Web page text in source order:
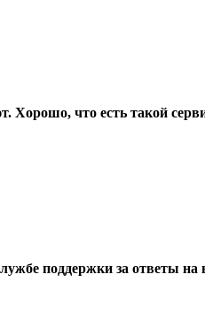
Хорошо, что есть такой
поддержки за ответы